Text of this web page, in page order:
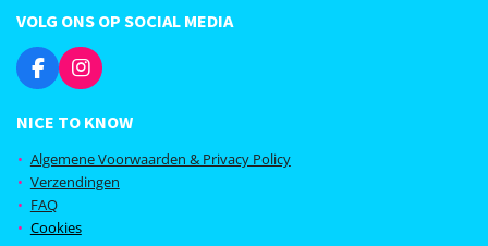
VOLG ONS OP SOCIAL MEDIA
F
a
c
e
b
o
o
k
I
n
s
a
g
r
m
NICE TO KNOW
Algemene Voorwaarden & Privacy Policy
Verzendingen
FAQ
Cookies